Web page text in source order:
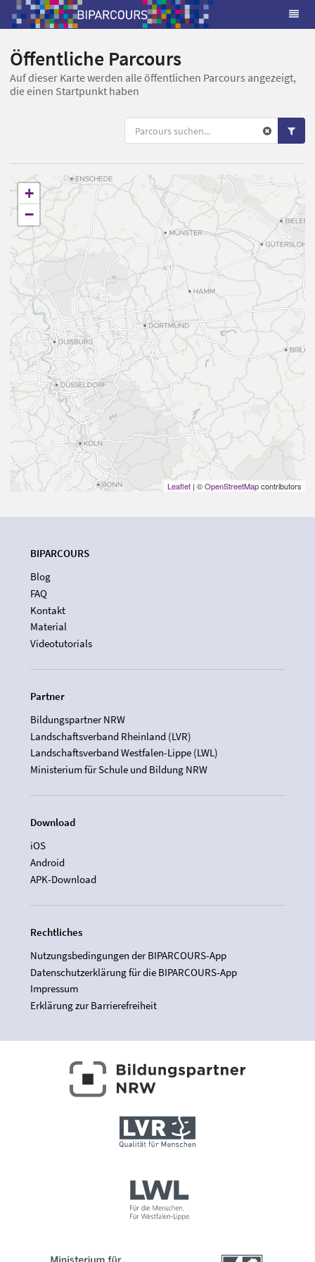
Öffentliche Parcours
Auf dieser Karte werden alle öffentlichen Parcours angezeigt,
die einen Startpunkt haben
+
−
Leaflet | ©OpenStreetMapcontributors
BIPARCOURS
Blog
FAQ
Kontakt
Material
Videotutorials
Partner
Bildungspartner NRW
Landschaftsverband Rheinland (LVR)
Landschaftsverband Westfalen-Lippe (LWL)
Ministerium für Schule und Bildung NRW
Download
iOS
Android
APK-Download
Rechtliches
Nutzungsbedingungen der BIPARCOURS-App
Datenschutzerklärung für die BIPARCOURS-App
Impressum
Erklärung zur Barrierefreiheit